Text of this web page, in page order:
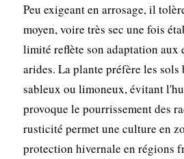
Peu exigeant en arrosage, il
moyen, voire très sec une fois
limité reflète son adaptation aux
arides. La plante préfère les sols
sableux ou limoneux, évitant
provoque le pourrissement des
rusticité permet une culture en
protection hivernale en régions